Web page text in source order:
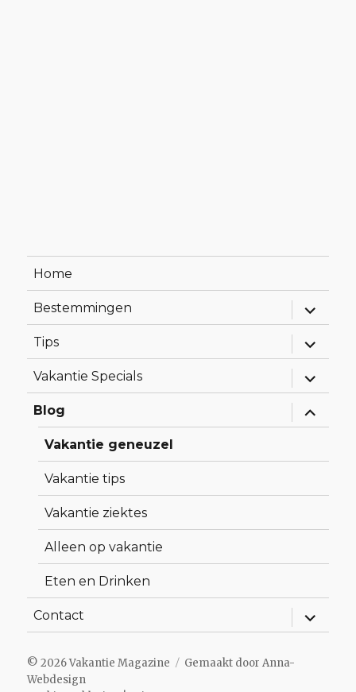
Home
Bestemmingen
Alles
Tips
Alles
Vakantie Specials
Alles
Blog
Alles
Vakantie geneuzel
Vakantie tips
Vakantie ziektes
Alleen op vakantie
Eten en Drinken
Contact
Alles
© 2026Vakantie Magazine Gemaakt doorAnna-
Webdesign